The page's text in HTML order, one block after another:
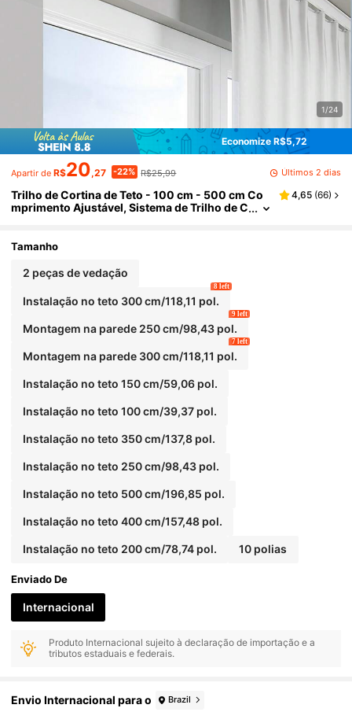
1/24
Economize R$5,72
Apartir de R$20,27 -22% R$25,99 Últimos 2 dias
Trilho de Cortina de Teto - 100 cm - 500 cm Co
mprimento Ajustável, Sistema de Trilho de C
biente, Escritório, Decoração Doméstica
4,65 (66)
Tamanho
2 peças de vedação
Instalação no teto 300 cm/118,11 pol.
8 left
Montagem na parede 250 cm/98,43 pol.
9 left
Montagem na parede 300 cm/118,11 pol.
7 left
Instalação no teto 150 cm/59,06 pol.
Instalação no teto 100 cm/39,37 pol.
Instalação no teto 350 cm/137,8 pol.
Instalação no teto 250 cm/98,43 pol.
Instalação no teto 500 cm/196,85 pol.
Instalação no teto 400 cm/157,48 pol.
Instalação no teto 200 cm/78,74 pol. 10 polias
Enviado De
Internacional
Produto Internacional sujeito à declaração de importação e a
tributos estaduais e federais.
Envio Internacional para o Brazil